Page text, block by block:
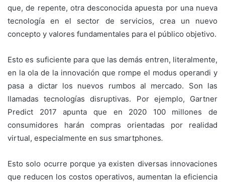
que, de repente, otra desconocida apuesta por una nueva
tecnología en el sector de servicios, crea un nuevo
concepto y valores fundamentales para el público objetivo.
Esto es suficiente para que las demás entren, literalmente,
en la ola de la innovación que rompe el modus operandi y
pasa a dictar los nuevos rumbos al mercado. Son las
llamadas tecnologías disruptivas. Por ejemplo, Gartner
Predict 2017 apunta que en 2020 100 millones de
consumidores harán compras orientadas por realidad
virtual, especialmente en sus smartphones.
Esto solo ocurre porque ya existen diversas innovaciones
que reducen los costos operativos, aumentan la eficiencia